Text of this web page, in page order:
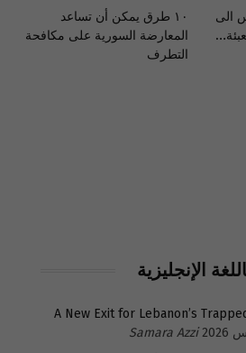
الى
١٠ طرق يمكن أن تساعد
المعارضة السورية على مكافحة
التطرف
الإنجليزية
A New Exit for Lebanon’s
Samara Azzi